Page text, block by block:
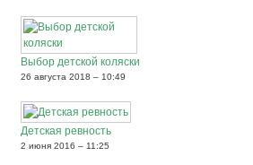
Выбор детской коляски
26 августа 2018 – 10:49
Детская ревность
2 июня 2016 – 11:25